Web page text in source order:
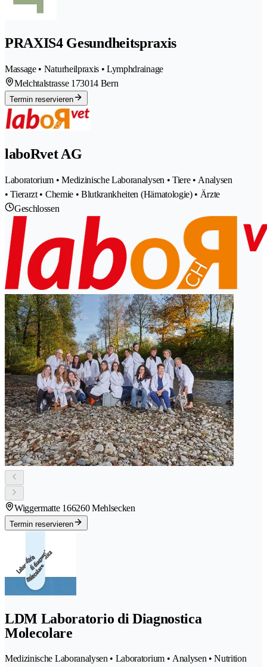
PRAXIS4 Gesundheitspraxis
Massage • Naturheilpraxis • Lymphdrainage
Melchtalstrasse 173014 Bern
Termin reservieren
laboRvet AG
Laboratorium • Medizinische Laboranalysen • Tiere • Analysen
• Tierarzt • Chemie • Blutkrankheiten (Hämatologie) • Ärzte
Geschlossen
Wiggermatte 166260 Mehlsecken
Termin reservieren
LDM Laboratorio di Diagnostica
Molecolare
Medizinische Laboranalysen • Laboratorium • Analysen • Nutrition